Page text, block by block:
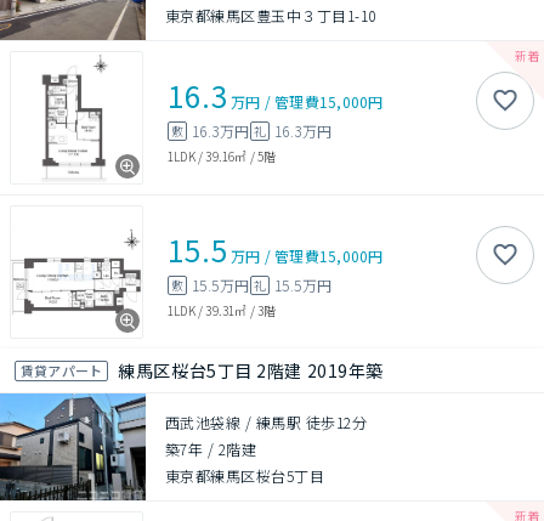
東京都練馬区豊玉中３丁目1-10
16.3 万円 /管理費15,000円
敷 16.3万円 礼 16.3万円
1LDK/39.16㎡ /5階
15.5 万円 /管理費15,000円
敷 15.5万円 礼 15.5万円
1LDK/39.31㎡ /3階
賃貸アパート 練馬区桜台5丁目 2階建 2019年築
西武池袋線 / 練馬駅 徒歩12分
築7年 / 2階建
東京都練馬区桜台5丁目